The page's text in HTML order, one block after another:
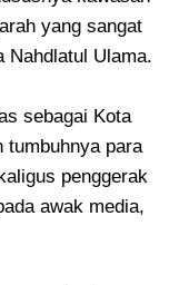
yang sangat
Nahdlatul Ulama.
sebagai Kota
tumbuhnya para
penggerak
awak media,